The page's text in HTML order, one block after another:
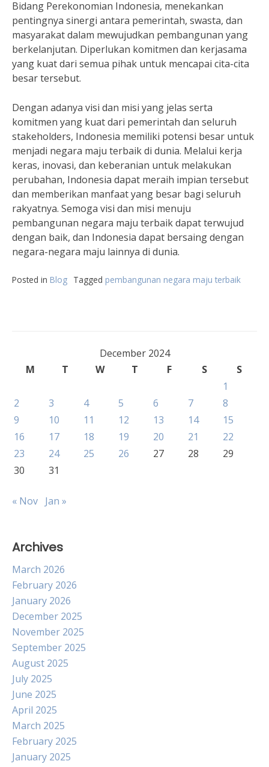
Bidang Perekonomian Indonesia, menekankan
pentingnya sinergi antara pemerintah, swasta, dan
masyarakat dalam mewujudkan pembangunan yang
berkelanjutan. Diperlukan komitmen dan kerjasama
yang kuat dari semua pihak untuk mencapai cita-cita
besar tersebut.
Dengan adanya visi dan misi yang jelas serta
komitmen yang kuat dari pemerintah dan seluruh
stakeholders, Indonesia memiliki potensi besar untuk
menjadi negara maju terbaik di dunia. Melalui kerja
keras, inovasi, dan keberanian untuk melakukan
perubahan, Indonesia dapat meraih impian tersebut
dan memberikan manfaat yang besar bagi seluruh
rakyatnya. Semoga visi dan misi menuju
pembangunan negara maju terbaik dapat terwujud
dengan baik, dan Indonesia dapat bersaing dengan
negara-negara maju lainnya di dunia.
Posted in Blog Tagged pembangunan negara maju terbaik
December 2024
M
T W T F S
S
1
2
3 4 5 6 7
8
9
10 11 12 13 14
15
16
17 18 19 20 21
22
23
24 25 26 27 28
29
30
31
« Nov Jan »
Archives
March 2026
February 2026
January 2026
December 2025
November 2025
September 2025
August 2025
July 2025
June 2025
April 2025
March 2025
February 2025
January 2025